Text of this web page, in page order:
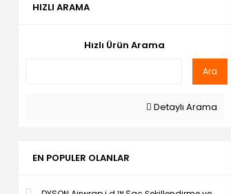
HIZLI ARAMA
Hızlı Ürün Arama
Ara
Detaylı Arama
EN POPULER OLANLAR